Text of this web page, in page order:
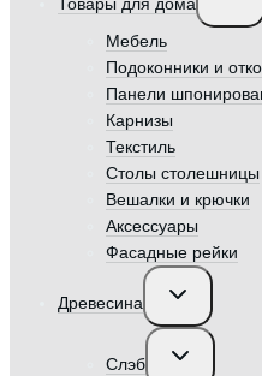
Мебель
Подоконники и
Панели
Карнизы
Текстиль
Столы столешницы
Вешалки и крючки
Аксессуары
Фасадные рейки
Древесина
Переключить
дочернее
Слэб
Переключить
дочернее